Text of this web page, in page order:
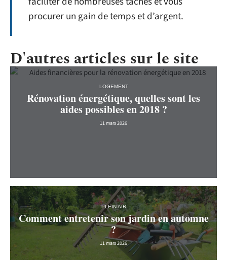
procurer un gain de temps et d’argent.
D'autres articles sur le site
LOGEMENT
Rénovation énergétique, quelles sont les
aides possibles en 2018 ?
11 mars 2026
PLEIN AIR
Comment entretenir son jardin en automne
?
11 mars 2026